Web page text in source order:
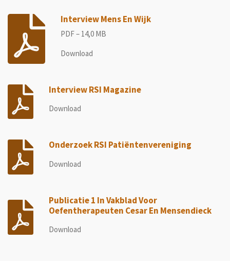
Interview Mens En Wijk
PDF – 14,0 MB
Download
Interview RSI Magazine
Download
Onderzoek RSI Patiëntenvereniging
Download
Publicatie 1 In Vakblad Voor
Oefentherapeuten Cesar En Mensendieck
Download